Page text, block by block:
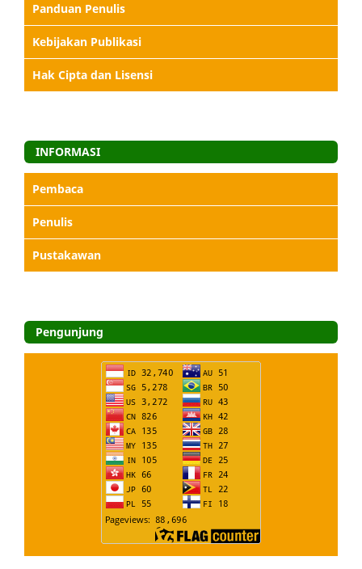
Panduan Penulis
Kebijakan Publikasi
Hak Cipta dan Lisensi
INFORMASI
Pembaca
Penulis
Pustakawan
Pengunjung